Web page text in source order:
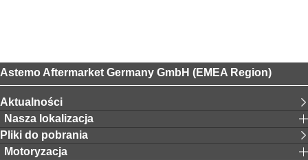
Astemo Aftermarket Germany GmbH (EMEA Region)
Aktualności
Nasza lokalizacja
Pliki do pobrania
Motoryzacja